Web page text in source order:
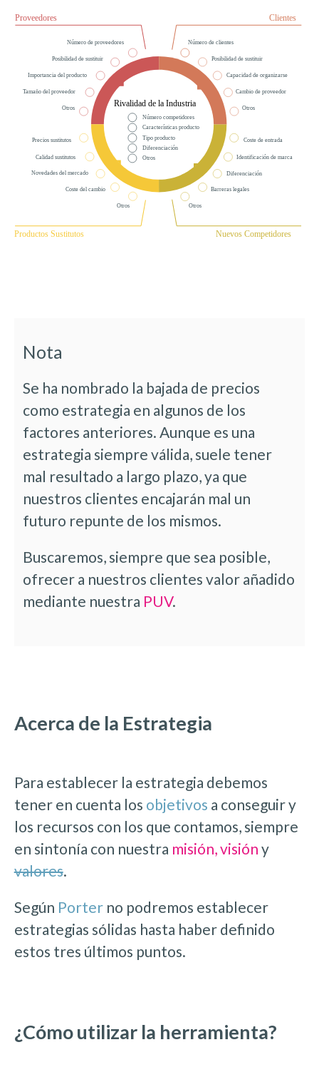
Nota
Se ha nombrado la bajada de precios
como estrategia en algunos de los
factores anteriores. Aunque es una
estrategia siempre válida, suele tener
mal resultado a largo plazo, ya que
nuestros clientes encajarán mal un
futuro repunte de los mismos.
Buscaremos, siempre que sea posible,
ofrecer a nuestros clientes valor añadido
mediante nuestra PUV.
Acerca de la Estrategia
Para establecer la estrategia debemos
tener en cuenta los objetivos a conseguir y
los recursos con los que contamos, siempre
en sintonía con nuestra misión, visión y
valores.
Según Porterno podremos establecer
estrategias sólidas hasta haber definido
estos tres últimos puntos.
¿Cómo utilizar la herramienta?